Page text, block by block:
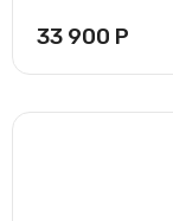
33 900 Р